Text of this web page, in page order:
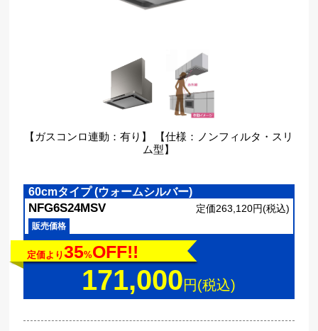
【ガスコンロ連動：有り】 【仕様：ノンフィルタ・スリ
ム型】
60cmタイプ (ウォームシルバー)
NFG6S24MSV 定価263,120円(税込)
販売価格
定価より35%OFF!!
171,000円(税込)